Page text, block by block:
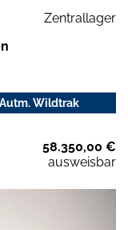
Zentrallager
Wildtrak
58.350,00 €
ausweisbar